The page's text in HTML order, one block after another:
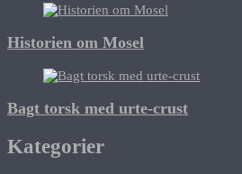
Historien om Mosel
Bagt torsk med urte-crust
Kategorier